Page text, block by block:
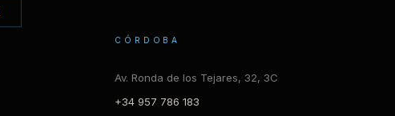
CÓRDOBA
Av. Ronda de los Tejares, 32, 3C
+34 957 786 183